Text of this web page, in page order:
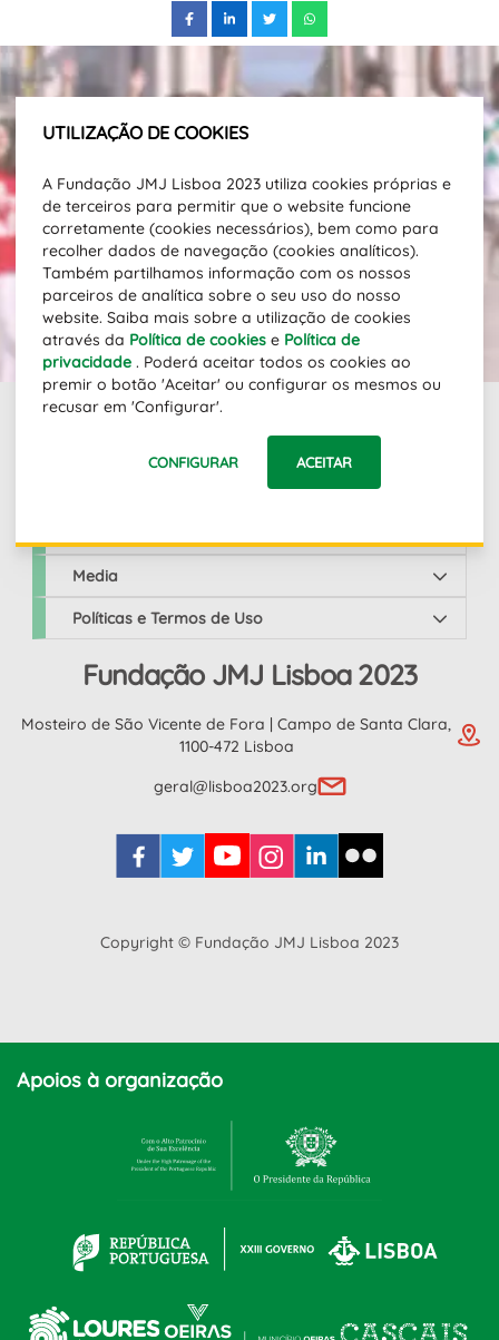
UTILIZAÇÃO DE COOKIES
A Fundação JMJ Lisboa 2023 utiliza cookies próprias e
de terceiros para permitir que o website funcione
corretamente (cookies necessários), bem como para
recolher dados de navegação (cookies analíticos).
Também partilhamos informação com os nossos
parceiros de analítica sobre o seu uso do nosso
website. Saiba mais sobre a utilização de cookies
através da Política de cookies e Política de
privacidade . Poderá aceitar todos os cookies ao
premir o botão 'Aceitar' ou configurar os mesmos ou
recusar em 'Configurar'.
CONFIGURAR ACEITAR
a par das novidades.
Direção Email
SUBSCREVER
Links
Media
Políticas e Termos de Uso
Fundação JMJ Lisboa 2023
Mosteiro de São Vicente de Fora | Campo de Santa Clara,
1100-472 Lisboa
geral@lisboa2023.org
Copyright © Fundação JMJ Lisboa 2023
Apoios à organização